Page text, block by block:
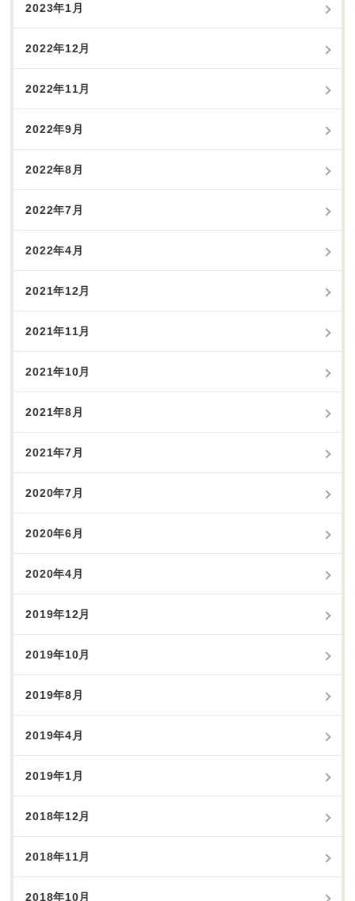
2023年1月
2022年12月
2022年11月
2022年9月
2022年8月
2022年7月
2022年4月
2021年12月
2021年11月
2021年10月
2021年8月
2021年7月
2020年7月
2020年6月
2020年4月
2019年12月
2019年10月
2019年8月
2019年4月
2019年1月
2018年12月
2018年11月
2018年10月